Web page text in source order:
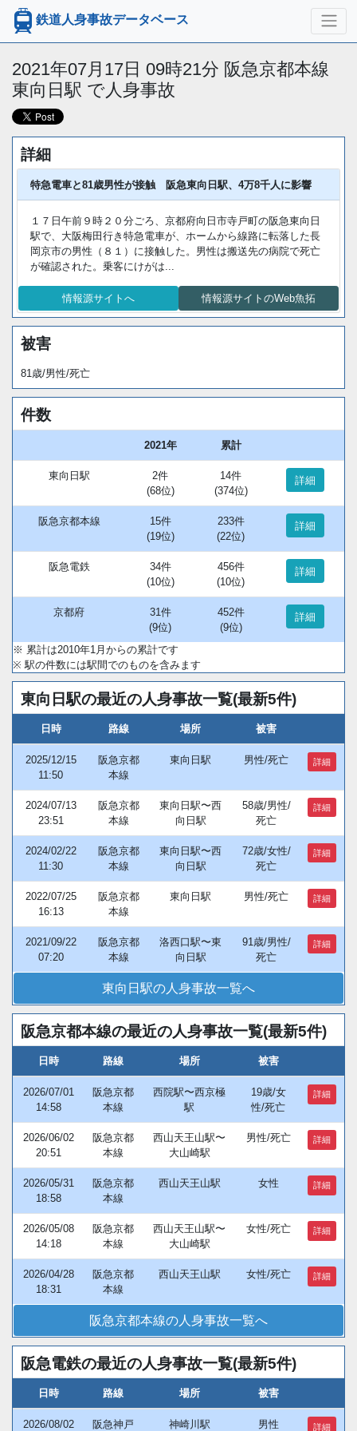
鉄道人身事故データベース
2021年07月17日 09時21分 阪急京都本線
東向日駅 で人身事故
詳細
特急電車と81歳男性が接触 阪急東向日駅、4万8千人に影響
１７日午前９時２０分ごろ、京都府向日市寺戸町の阪急東向日
駅で、大阪梅田行き特急電車が、ホームから線路に転落した長
岡京市の男性（８１）に接触した。男性は搬送先の病院で死亡
が確認された。乗客にけがは...
情報源サイトへ 情報源サイトのWeb魚拓
被害
81歳/男性/死亡
件数
2021年 累計
東向日駅
2件
(68位)
14件
(374位)
詳細
阪急京都本線
15件
(19位)
233件
(22位)
詳細
阪急電鉄
34件
(10位)
456件
(10位)
詳細
京都府
31件
(9位)
452件
(9位)
詳細
※ 累計は2010年1月からの累計です
※ 駅の件数には駅間でのものを含みます
東向日駅の最近の人身事故一覧(最新5件)
日時 路線 場所 被害
2025/12/15
11:50
阪急京都
本線
東向日駅 男性/死亡 詳細
2024/07/13
23:51
阪急京都
本線
東向日駅〜西
向日駅
58歳/男性/
死亡
詳細
2024/02/22
11:30
阪急京都
本線
東向日駅〜西
向日駅
72歳/女性/
死亡
詳細
2022/07/25
16:13
阪急京都
本線
東向日駅 男性/死亡 詳細
2021/09/22
07:20
阪急京都
本線
洛西口駅〜東
向日駅
91歳/男性/
死亡
詳細
東向日駅の人身事故一覧へ
阪急京都本線の最近の人身事故一覧(最新5件)
日時 路線 場所 被害
2026/07/01
14:58
阪急京都
本線
西院駅〜西京極
駅
19歳/女
性/死亡
詳細
2026/06/02
20:51
阪急京都
本線
西山天王山駅〜
大山崎駅
男性/死亡 詳細
2026/05/31
18:58
阪急京都
本線
西山天王山駅 女性 詳細
2026/05/08
14:18
阪急京都
本線
西山天王山駅〜
大山崎駅
女性/死亡 詳細
2026/04/28
18:31
阪急京都
本線
西山天王山駅 女性/死亡 詳細
阪急京都本線の人身事故一覧へ
阪急電鉄の最近の人身事故一覧(最新5件)
日時 路線 場所 被害
2026/08/02 阪急神戸 神崎川駅 男性 詳細